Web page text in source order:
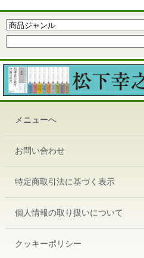
メニューへ
お問い合わせ
特定商取引法に基づく表示
個人情報の取り扱いについて
クッキーポリシー